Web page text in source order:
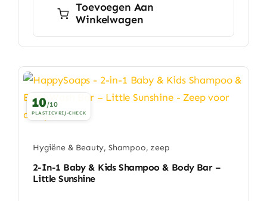
Toevoegen Aan
Winkelwagen
10/10
PLASTICVRIJ-CHECK
Hygiëne & Beauty, Shampoo,zeep
2-In-1 Baby & Kids Shampoo & Body Bar –
Little Sunshine